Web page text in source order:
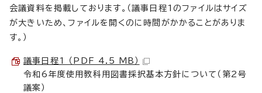
会議資料を掲載しております。（議事日程1のファイルはサイズ
が大きいため、ファイルを開くのに時間がかかることがありま
す。）
議事日程1 （PDF 4.5 MB）
令和6年度使用教科用図書採択基本方針について（第2号
議案）